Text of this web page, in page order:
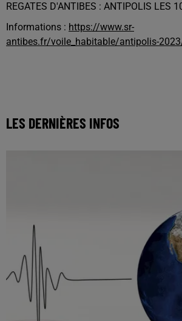
REGATES D'ANTIBES : ANTIPOLIS LES
Informations : https://www.sr-
antibes.fr/voile_habitable/antipolis-
LES DERNIÈRES INFOS